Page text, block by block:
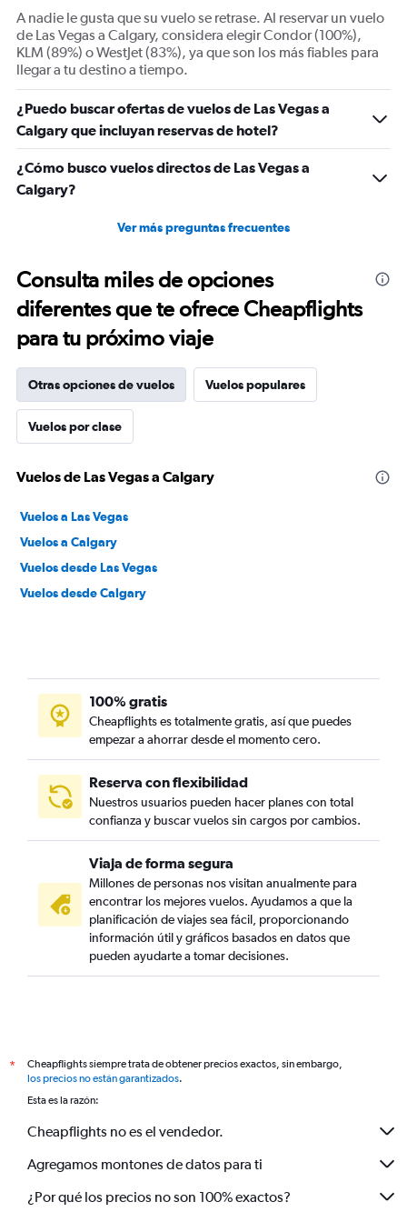
displaying
Avg.
Price
and
Number
of
flights.
A nadie le gusta que su vuelo se retrase. Al reservar un vuelo
de Las Vegas a Calgary, considera elegir Condor (100%),
KLM (89%) o WestJet (83%), ya que son los más fiables para
llegar a tu destino a tiempo.
¿Puedo buscar ofertas de vuelos de Las Vegas a
Calgary que incluyan reservas de hotel?
¿Cómo busco vuelos directos de Las Vegas a
Calgary?
Ver más preguntas frecuentes
Consulta miles de opciones
diferentes que te ofrece Cheapflights
para tu próximo viaje
Otras opciones de vuelos Vuelos populares
Vuelos por clase
Vuelos de Las Vegas a Calgary
Vuelos a Las Vegas
Vuelos a Calgary
Vuelos desde Las Vegas
Vuelos desde Calgary
100% gratis
Cheapflights es totalmente gratis, así que puedes
empezar a ahorrar desde el momento cero.
Reserva con flexibilidad
Nuestros usuarios pueden hacer planes con total
confianza y buscar vuelos sin cargos por cambios.
Viaja de forma segura
Millones de personas nos visitan anualmente para
encontrar los mejores vuelos. Ayudamos a que la
planificación de viajes sea fácil, proporcionando
información útil y gráficos basados en datos que
pueden ayudarte a tomar decisiones.
*
Cheapflights siempre trata de obtener precios exactos, sin embargo,
los precios no están garantizados.
Esta es la razón:
Cheapflights no es el vendedor.
Agregamos montones de datos para ti
¿Por qué los precios no son 100% exactos?